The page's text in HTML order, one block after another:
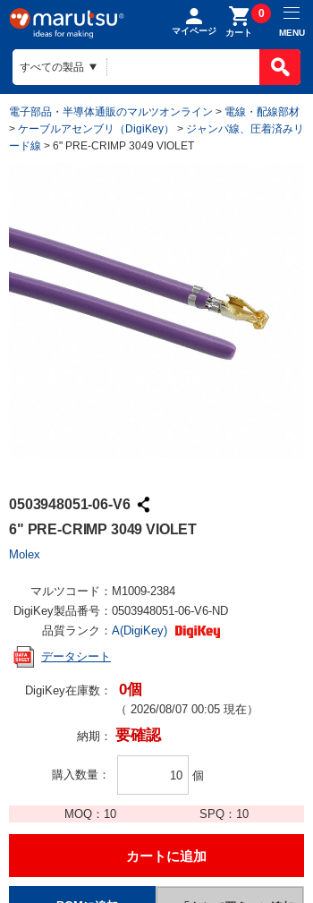
マイページ カート
0
MENU
電子部品・半導体通販のマルツオンライン > 電線・配線部材
> ケーブルアセンブリ（DigiKey） > ジャンパ線、圧着済みリ
ード線 > 6" PRE-CRIMP 3049 VIOLET
0503948051-06-V6
6" PRE-CRIMP 3049 VIOLET
Molex
マルツコード： M1009-2384
DigiKey製品番号： 0503948051-06-V6-ND
品質ランク： A(DigiKey)
データシート
DigiKey在庫数： 0個
（ 2026/08/07 00:05 現在）
納期： 要確認
購入数量 個
MOQ： 10 SPQ： 10